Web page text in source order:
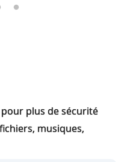
plus de sécurité
musiques,